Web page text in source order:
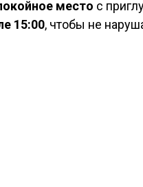
место с
15:00, чтобы не